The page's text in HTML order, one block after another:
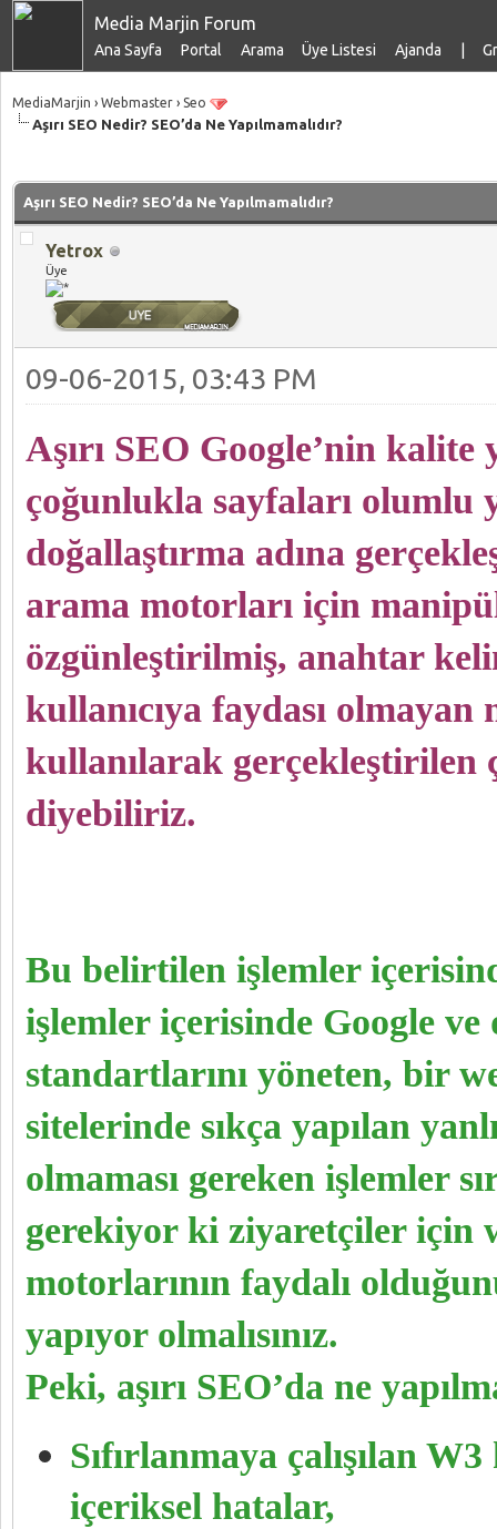
Media Marjin Forum
Ana Sayfa Portal Arama Üye Listesi Ajanda
MediaMarjin › Webmaster › Seo
Aşırı SEO Nedir? SEO’da Ne Yapılmamalıdır?
Aşırı SEO Nedir? SEO’da Ne Yapılmamalıdır?
Yetrox
Üye
09-06-2015, 03:43 PM
Aşırı SEO Google’nin
çoğunlukla sayfaları olumlu
doğallaştırma adına
arama motorları için
özgünleştirilmiş, anahtar
kullanıcıya faydası
kullanılarak gerçekleştirilen
diyebiliriz.
Bu belirtilen işlemler
işlemler içerisinde Google
standartlarını yöneten, bir
sitelerinde sıkça yapılan
olmaması gereken işlemler
gerekiyor ki ziyaretçiler için
motorlarının faydalı
yapıyor olmalısınız.
Peki, aşırı SEO’da ne
Sıfırlanmaya çalışılan
içeriksel hatalar,